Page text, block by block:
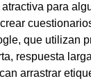
para
que utilizan
respuesta
arrastrar